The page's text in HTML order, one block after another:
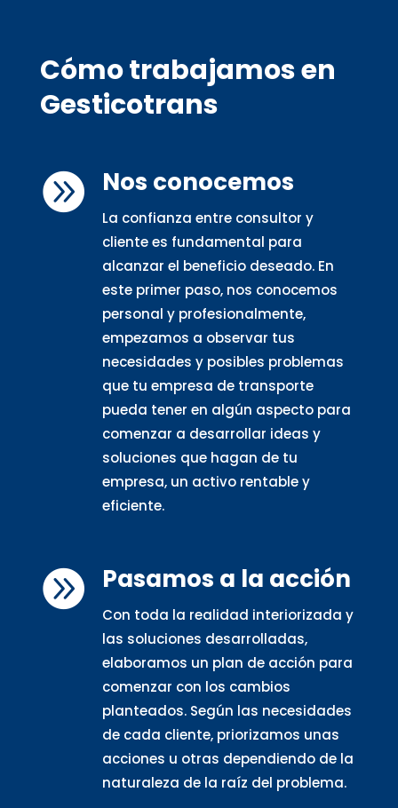
Cómo trabajamos en
Gesticotrans
 Nos conocemos
La confianza entre consultor y
cliente es fundamental para
alcanzar el beneficio deseado. En
este primer paso, nos conocemos
personal y profesionalmente,
empezamos a observar tus
necesidades y posibles problemas
que tu empresa de transporte
pueda tener en algún aspecto para
comenzar a desarrollar ideas y
soluciones que hagan de tu
empresa, un activo rentable y
eficiente.
 Pasamos a la acción
Con toda la realidad interiorizada y
las soluciones desarrolladas,
elaboramos un plan de acción para
comenzar con los cambios
planteados. Según las necesidades
de cada cliente, priorizamos unas
acciones u otras dependiendo de la
naturaleza de la raíz del problema.